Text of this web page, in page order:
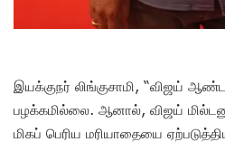
இயக்குநர் லிங்குசாமி, “விஜய்
பழக்கமில்லை. ஆனால், விஜய்
மிகப் பெரிய மரியாதையை